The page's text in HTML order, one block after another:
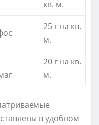
кв. м.
25 г на кв.
м.
20 г на кв.
м.
в удобном